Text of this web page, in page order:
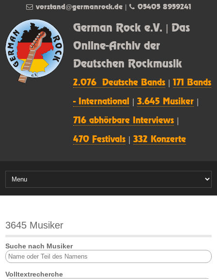
German Rock e.V. | Das
Online-Archiv der
Deutschen Rockmusik
2.076 Deutsche Bands |171 Bands
- International |3.645 Musiker
716 abhörbare Interviews
470 Festivals |332 Konzerte
vorstand@germanrock.de| 05405 8959241
3645 Musiker
Suche nach Musiker
Volltextrecherche